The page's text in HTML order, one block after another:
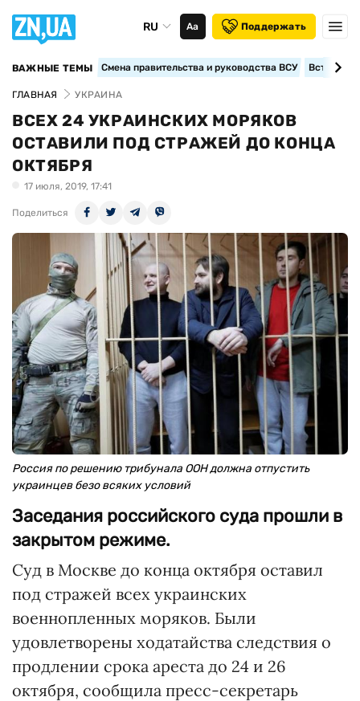
RU Аа Поддержать
ВАЖНЫЕ ТЕМЫ Смена правительства и руководства ВСУ
ГЛАВНАЯ УКРАИНА
ВСЕХ 24 УКРАИНСКИХ МОРЯКОВ
ОСТАВИЛИ ПОД СТРАЖЕЙ ДО КОНЦА
ОКТЯБРЯ
17 июля, 2019, 17:41
Поделиться
Россия по решению трибунала ООН должна отпустить
украинцев безо всяких условий
Заседания российского суда прошли в
закрытом режиме.
Суд в Москве до конца октября оставил
под стражей всех украинских
военнопленных моряков. Были
удовлетворены ходатайства следствия о
продлении срока ареста до 24 и 26
октября, сообщила пресс-секретарь